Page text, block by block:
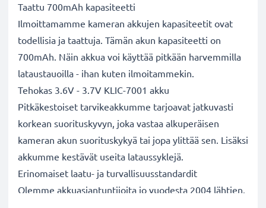
Taattu 700mAh kapasiteetti
Ilmoittamamme kameran akkujen kapasiteetit ovat
todellisia ja taattuja. Tämän akun kapasiteetti on
700mAh. Näin akkua voi käyttää pitkään harvemmilla
lataustauoilla - ihan kuten ilmoitammekin.
Tehokas 3.6V - 3.7V KLIC-7001 akku
Pitkäkestoiset tarvikeakkumme tarjoavat jatkuvasti
korkean suorituskyvyn, joka vastaa alkuperäisen
kameran akun suorituskykyä tai jopa ylittää sen. Lisäksi
akkumme kestävät useita lataussyklejä.
Erinomaiset laatu- ja turvallisuusstandardit
Olemme akkuasiantuntijoita jo vuodesta 2004 lähtien.